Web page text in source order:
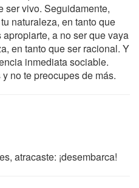
ser vivo. Seguidamente,
naturaleza, en tanto que
a no ser que vaya
en tanto que ser racional. Y
inmediata sociable.
no te preocupes de más.
atracaste: ¡desembarca!